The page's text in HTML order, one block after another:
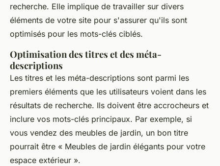
recherche. Elle implique de travailler sur divers
éléments de votre site pour s'assurer qu'ils sont
optimisés pour les mots-clés ciblés.
Optimisation des titres et des méta-
descriptions
Les titres et les méta-descriptions sont parmi les
premiers éléments que les utilisateurs voient dans les
résultats de recherche. Ils doivent être accrocheurs et
inclure vos mots-clés principaux. Par exemple, si
vous vendez des meubles de jardin, un bon titre
pourrait être « Meubles de jardin élégants pour votre
espace extérieur ».